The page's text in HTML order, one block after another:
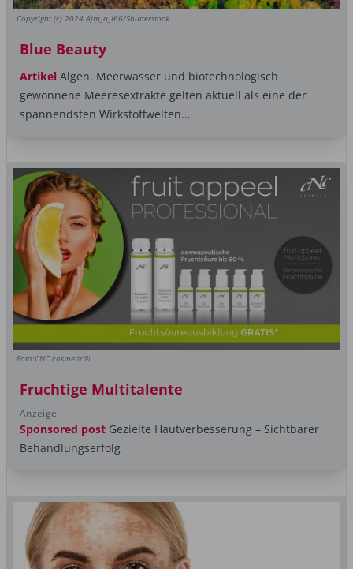
Copyright (c) 2024 Ajm_a_l66/Shutterstock
Blue Beauty
Artikel Algen, Meerwasser und biotechnologisch
gewonnene Meeresextrakte gelten aktuell als eine der
spannendsten Wirkstoffwelten...
Foto:CNC cosmetic®
Fruchtige Multitalente
Anzeige
Sponsored post Gezielte Hautverbesserung – Sichtbarer
Behandlungserfolg